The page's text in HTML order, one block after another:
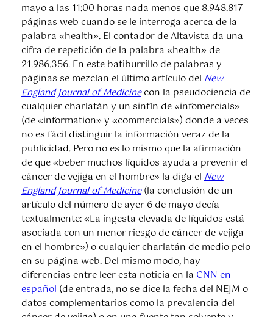
mayo a las 11:00 horas nada menos que 8.948.817
páginas web cuando se le interroga acerca de la
palabra «health». El contador de Altavista da una
cifra de repetición de la palabra «health» de
21.986.356. En este batiburrillo de palabras y
páginas se mezclan el último artículo delNew
England Journal of Medicinecon la pseudociencia de
cualquier charlatán y un sinfín de «infomercials»
(de «information» y «commercials») donde a veces
no es fácil distinguir la información veraz de la
publicidad. Pero no es lo mismo que la afirmación
de que «beber muchos líquidos ayuda a prevenir el
cáncer de vejiga en el hombre» la diga elNew
England Journal of Medicine(la conclusión de un
artículo del número de ayer 6 de mayo decía
textualmente: «La ingesta elevada de líquidos está
asociada con un menor riesgo de cáncer de vejiga
en el hombre») o cualquier charlatán de medio pelo
en su página web. Del mismo modo, hay
diferencias entre leer esta noticia en laCNN en
español(de entrada, no se dice la fecha del NEJM o
datos complementarios como la prevalencia del